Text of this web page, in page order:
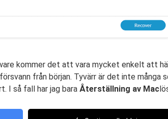
kommer det att vara mycket enkelt att
från början. Tyvärr är det inte många
I så fall har jag bara Återställning av Mac